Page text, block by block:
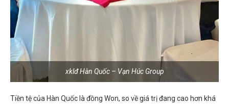
xklđ Hàn Quốc – Vạn Húc Group
Tiền tệ của Hàn Quốc là đồng Won, so về giá trị đang cao hơn khá